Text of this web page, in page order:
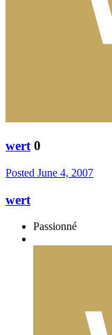
wert 0
Posted June 4, 2007
wert
Passionné